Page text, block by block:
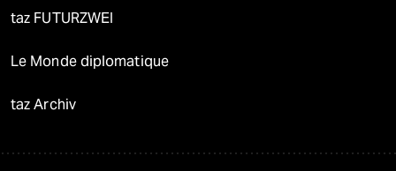
taz FUTURZWEI
Le Monde diplomatique
taz Archiv